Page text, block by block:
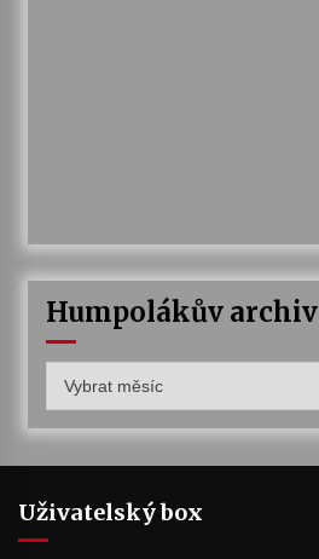
Humpolákův archiv
archiv
Uživatelský box